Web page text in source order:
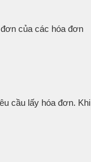
của các hóa đơn
cầu lấy hóa đơn. Khi